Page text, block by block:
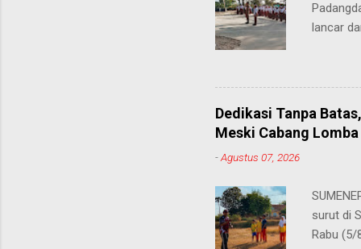
sangat
lancar
penting
ia
para
dalam
mampu
belaja...
Dedikasi Tanpa
Meski Cabang
-Agustus 07, 2026
surut di
Rabu (5/